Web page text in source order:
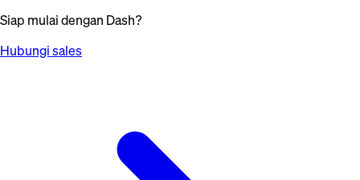
Siap mulai dengan Dash?
Hubungi sales